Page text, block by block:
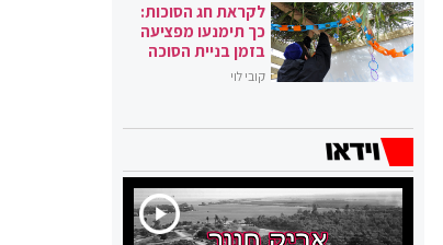
לקראת חג הסוכות:
כך תימנעו מפציעה
בזמן בניית הסוכה
קובי לוי